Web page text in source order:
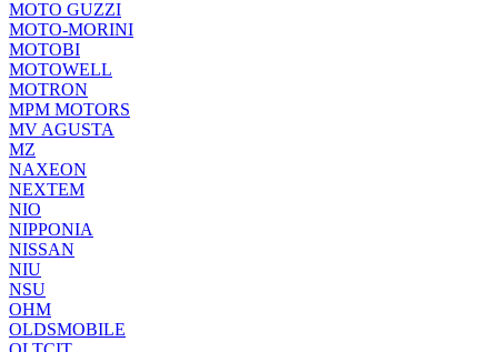
MOTO GUZZI
MOTO-MORINI
MOTOBI
MOTOWELL
MOTRON
MPM MOTORS
MV AGUSTA
MZ
NAXEON
NEXTEM
NIO
NIPPONIA
NISSAN
NIU
NSU
OHM
OLDSMOBILE